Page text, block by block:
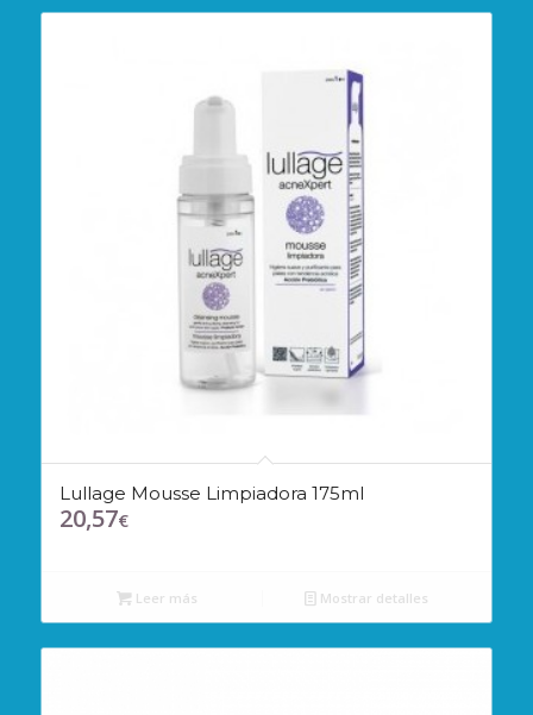
Lullage Mousse Limpiadora 175ml
20,57€
Leer más Mostrar detalles